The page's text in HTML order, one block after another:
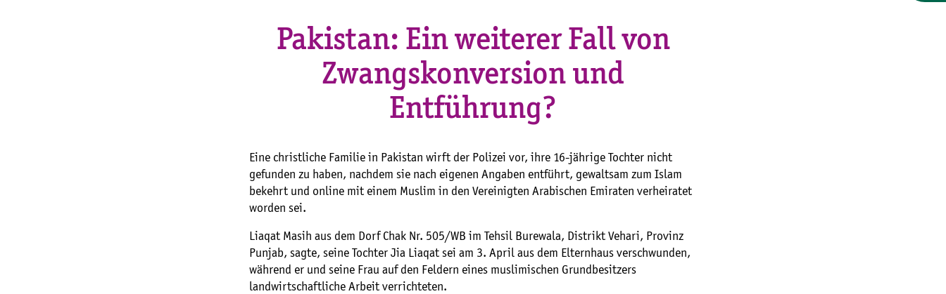
Pakistan: Ein weiterer Fall von
Zwangskonversion und
Entführung?
Eine christliche Familie in Pakistan wirft der Polizei vor, ihre 16-jährige Tochter nicht
gefunden zu haben, nachdem sie nach eigenen Angaben entführt, gewaltsam zum Islam
bekehrt und online mit einem Muslim in den Vereinigten Arabischen Emiraten verheiratet
worden sei.
Liaqat Masih aus dem Dorf Chak Nr. 505/WB im Tehsil Burewala, Distrikt Vehari, Provinz
Punjab, sagte, seine Tochter Jia Liaqat sei am 3. April aus dem Elternhaus verschwunden,
während er und seine Frau auf den Feldern eines muslimischen Grundbesitzers
landwirtschaftliche Arbeit verrichteten.